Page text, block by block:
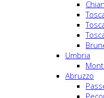
Umbria
Abruzzo